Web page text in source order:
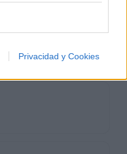
Privacidad y Cookies